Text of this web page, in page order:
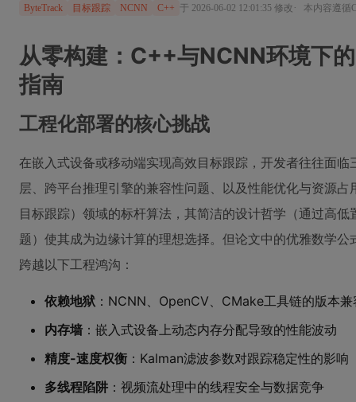
ByteTrack 目标跟踪 NCNN C++ 于 2026-06-02 12:01:35 修改 · 本内容遵循
从零构建：C++与NCNN环境下
指南
工程化部署的核心挑战
在嵌入式设备或移动端实现高效目标跟踪，开发者往往面
层、跨平台推理引擎的兼容性问题、以及性能优化与资源
目标跟踪）领域的标杆算法，其简洁的设计哲学（通过高
题）使其成为边缘计算的理想选择。但论文中的优雅数学
跨越以下工程鸿沟：
依赖地狱 ：NCNN、OpenCV、CMake工具链的版本
内存墙 ：嵌入式设备上动态内存分配导致的性能波动
精度-速度权衡 ：Kalman滤波参数对跟踪稳定性的影响
多线程陷阱 ：视频流处理中的线程安全与数据竞争